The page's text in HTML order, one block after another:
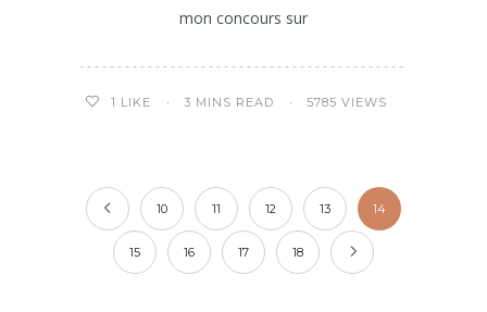
mon concours sur
1 LIKE 3 MINS READ 5785 VIEWS
10 11 12 13 14
15 16 17 18